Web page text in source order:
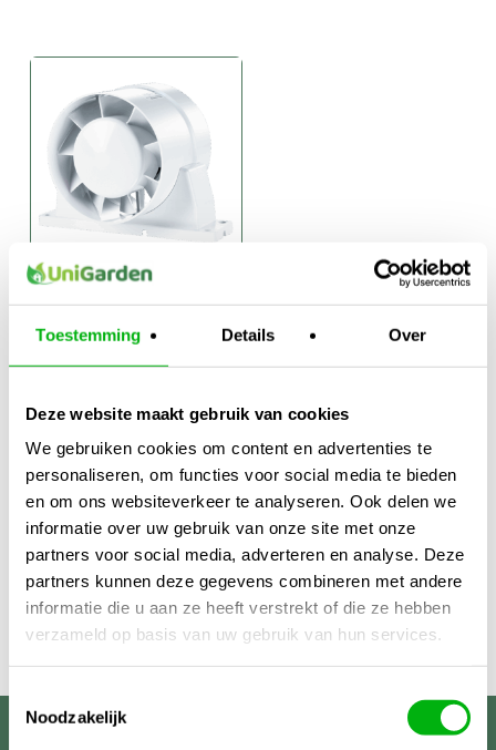
Toestemming Details Over
Deze website maakt gebruik van cookies
We gebruiken cookies om content en advertenties te
personaliseren, om functies voor social media te bieden
en om ons websiteverkeer te analyseren. Ook delen we
informatie over uw gebruik van onze site met onze
partners voor social media, adverteren en analyse. Deze
partners kunnen deze gegevens combineren met andere
informatie die u aan ze heeft verstrekt of die ze hebben
verzameld op basis van uw gebruik van hun services.
Toestemmingsselectie
Noodzakelijk
Vents VKOk
Kanaalventilator
€13,95-
€13,95
tot
€21,95